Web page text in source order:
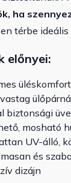
ha
térbe
előnyei:
biztonsági
mosható
UV-álló,
és
dizájn